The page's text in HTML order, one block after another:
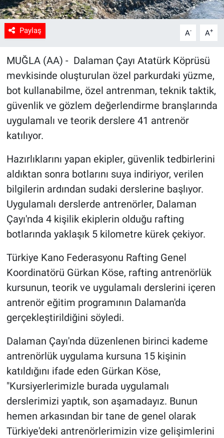
Paylaş A- A+
MUĞLA (AA) - Dalaman Çayı Atatürk Köprüsü
mevkisinde oluşturulan özel parkurdaki yüzme,
bot kullanabilme, özel antrenman, teknik taktik,
güvenlik ve gözlem değerlendirme branşlarında
uygulamalı ve teorik derslere 41 antrenör
katılıyor.
Hazırlıklarını yapan ekipler, güvenlik tedbirlerini
aldıktan sonra botlarını suya indiriyor, verilen
bilgilerin ardından sudaki derslerine başlıyor.
Uygulamalı derslerde antrenörler, Dalaman
Çayı'nda 4 kişilik ekiplerin olduğu rafting
botlarında yaklaşık 5 kilometre kürek çekiyor.
Türkiye Kano Federasyonu Rafting Genel
Koordinatörü Gürkan Köse, rafting antrenörlük
kursunun, teorik ve uygulamalı derslerini içeren
antrenör eğitim programının Dalaman'da
gerçekleştirildiğini söyledi.
Dalaman Çayı'nda düzenlenen birinci kademe
antrenörlük uygulama kursuna 15 kişinin
katıldığını ifade eden Gürkan Köse,
"Kursiyerlerimizle burada uygulamalı
derslerimizi yaptık, son aşamadayız. Bunun
hemen arkasından bir tane de genel olarak
Türkiye'deki antrenörlerimizin vize gelişimlerini